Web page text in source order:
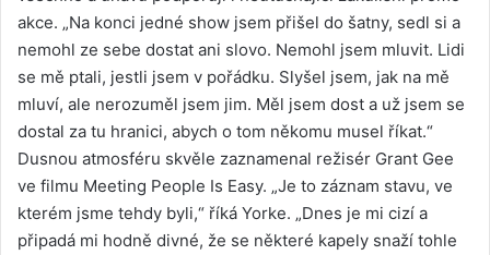
akce. „Na konci jedné show jsem přišel do šatny, sedl si a
nemohl ze sebe dostat ani slovo. Nemohl jsem mluvit. Lidi
se mě ptali, jestli jsem v pořádku. Slyšel jsem, jak na mě
mluví, ale nerozuměl jsem jim. Měl jsem dost a už jsem se
dostal za tu hranici, abych o tom někomu musel říkat.“
Dusnou atmosféru skvěle zaznamenal režisér Grant Gee
ve filmu Meeting People Is Easy. „Je to záznam stavu, ve
kterém jsme tehdy byli,“ říká Yorke. „Dnes je mi cizí a
připadá mi hodně divné, že se některé kapely snaží tohle